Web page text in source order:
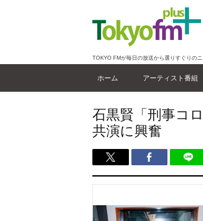
TOKYO FMが毎日の放送から選りすぐりのニ
ホーム アーティスト番組
石黒賢「刑事コ
共演に興奮